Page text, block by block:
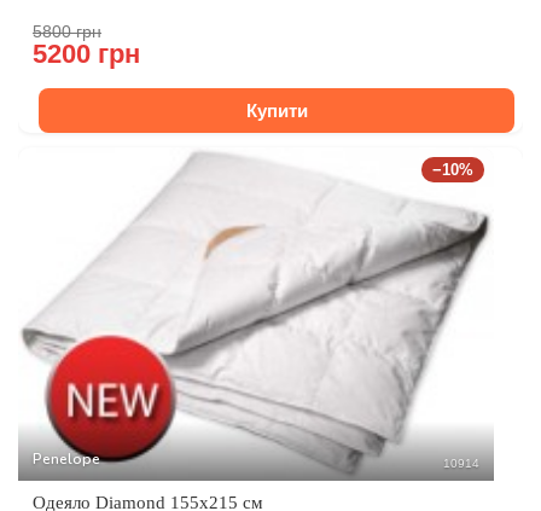
5800 грн
5200 грн
Купити
−10%
Penelope 10914
Одеяло Diamond 155x215 см